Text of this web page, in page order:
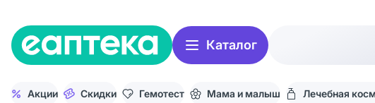
Каталог
Акции Скидки Гемотест Мама и малыш Лечебная